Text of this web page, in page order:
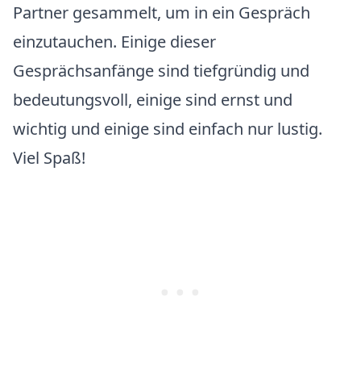
Partner gesammelt, um in ein Gespräch
einzutauchen. Einige dieser
Gesprächsanfänge sind tiefgründig und
bedeutungsvoll, einige sind ernst und
wichtig und einige sind einfach nur lustig.
Viel Spaß!